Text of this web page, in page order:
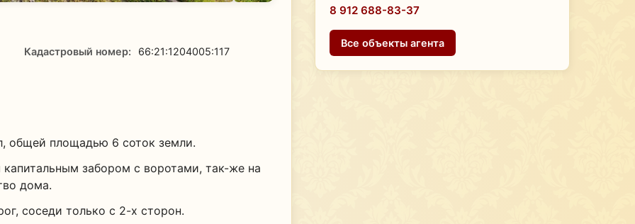
Кадастровый номер: 66:21:1204005:117
общей площадью 6 соток земли.
забором с воротами, так-же на
дома.
соседи только с 2-х сторон.
8 912 688-83-37
Все объекты агента